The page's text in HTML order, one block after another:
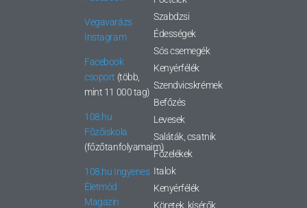
Vegavarázs
Instagram
Facebook
csoport (több,
mint 11 000 tag)
108.hu
Főzőiskola
(főzőtanfolyamaim)
108.hu Ingyenes
Életmód
Magazin
Szabdzsi
Édességek
Sós csemegék
Kenyérfélék
Szendvicskrémek
Befőzés
Levesek
Saláták, csatnik
Főzelékek
Italok
Kenyérfélék
Köretek, kísérők